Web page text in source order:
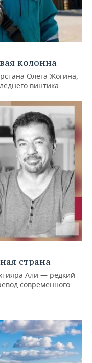
колонна
Олега Жогина,
винтика
страна
Али — редкий
современного